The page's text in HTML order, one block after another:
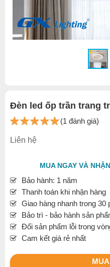
Đèn led ốp trần trang
(1 đánh giá)
Liên hệ
MUA NGAY VÀ
Bảo hành: 1 năm
Thanh toán khi nhận hàng
Giao hàng nhanh trong
Bảo trì - bảo hành sản
Đổi sản phẩm lỗi trong
Cam kết giá rẻ nhất